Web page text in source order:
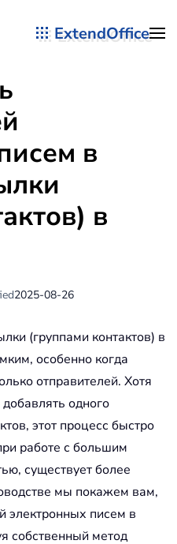
ExtendOffice
в
в
2025-08-26
(группами контактов) в
особенно когда
отправителей. Хотя
одного
этот процесс быстро
работе с большим
существует более
мы покажем вам,
электронных писем в
собственный метод